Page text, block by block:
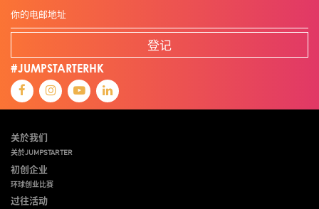
登记
#JUMPSTARTERHK
关於我们
关於JUMPSTARTER
初创企业
环球创业比赛
过往活动